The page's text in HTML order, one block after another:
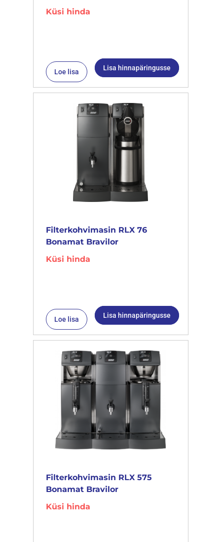
Küsi hinda
Loe lisa Lisa hinnapäringusse
Filterkohvimasin RLX 76
Bonamat Bravilor
Küsi hinda
Loe lisa Lisa hinnapäringusse
Filterkohvimasin RLX 575
Bonamat Bravilor
Küsi hinda